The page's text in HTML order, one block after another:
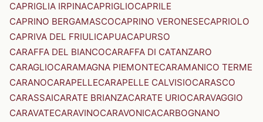
CAPRIGLIA IRPINACAPRIGLIOCAPRILE
CAPRINO BERGAMASCOCAPRINO VERONESECAPRIOLO
CAPRIVA DEL FRIULICAPUACAPURSO
CARAFFA DEL BIANCOCARAFFA DI CATANZARO
CARAGLIOCARAMAGNA PIEMONTECARAMANICO TERME
CARANOCARAPELLECARAPELLE CALVISIOCARASCO
CARASSAICARATE BRIANZACARATE URIOCARAVAGGIO
CARAVATECARAVINOCARAVONICACARBOGNANO